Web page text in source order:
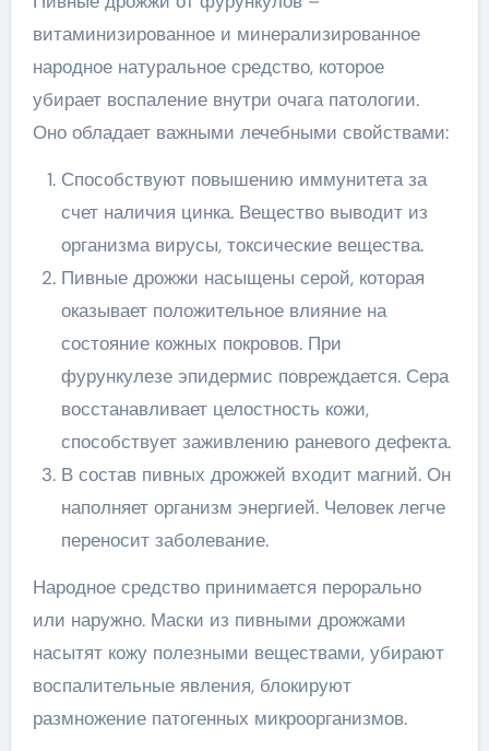
витаминизированное и минерализированное
народное натуральное средство, которое
убирает воспаление внутри очага патологии.
Оно обладает важными лечебными свойствами:
Способствуют повышению иммунитета за
счет наличия цинка. Вещество выводит из
организма вирусы, токсические вещества.
Пивные дрожжи насыщены серой, которая
оказывает положительное влияние на
состояние кожных покровов. При
фурункулезе эпидермис повреждается. Сера
восстанавливает целостность кожи,
способствует заживлению раневого дефекта.
В состав пивных дрожжей входит магний. Он
наполняет организм энергией. Человек легче
переносит заболевание.
Народное средство принимается перорально
или наружно. Маски из пивными дрожжами
насытят кожу полезными веществами, убирают
воспалительные явления, блокируют
размножение патогенных микроорганизмов.